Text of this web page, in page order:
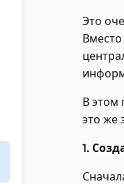
Это
В этом
это же
1.